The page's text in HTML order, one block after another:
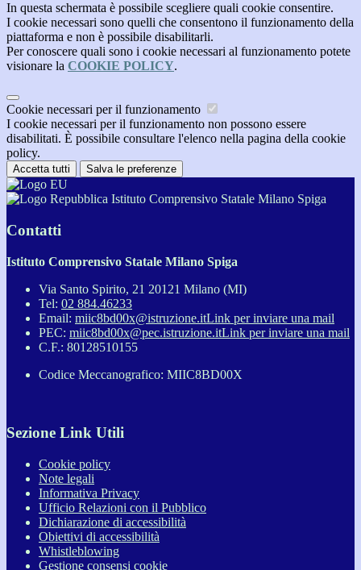
In questa schermata è possibile scegliere quali cookie consentire.
I cookie necessari sono quelli che consentono il funzionamento della
piattaforma e non è possibile disabilitarli.
Per conoscere quali sono i cookie necessari al funzionamento potete
visionare la COOKIE POLICY.
Cookie necessari per il funzionamento
I cookie necessari per il funzionamento non possono essere
disabilitati. È possibile consultare l'elenco nella pagina della cookie
policy.
Accetta tutti Salva le preferenze
Istituto Comprensivo Statale Milano Spiga
Contatti
Istituto Comprensivo Statale Milano Spiga
Via Santo Spirito, 21 20121 Milano (MI)
Tel: 02 884.46233
Email: miic8bd00x@istruzione.itLink per inviare una mail
PEC: miic8bd00x@pec.istruzione.itLink per inviare una mail
C.F.: 80128510155
Codice Meccanografico: MIIC8BD00X
Sezione Link Utili
Cookie policy
Note legali
Informativa Privacy
Ufficio Relazioni con il Pubblico
Dichiarazione di accessibilità
Obiettivi di accessibilità
Whistleblowing
Gestione consensi cookie